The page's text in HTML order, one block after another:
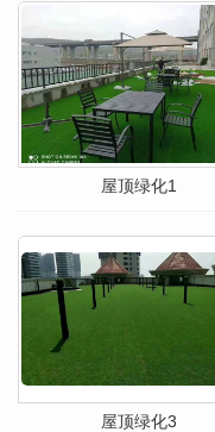
屋顶绿化1
屋顶绿化3